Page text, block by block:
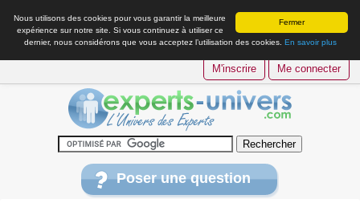
Fermer
Nous utilisons des cookies pour vous garantir la meilleure
expérience sur notre site. Si vous continuez à utiliser ce
dernier, nous considérons que vous acceptez l’utilisation des cookies. En savoir plus
M'inscrire Me connecter
Poser une question